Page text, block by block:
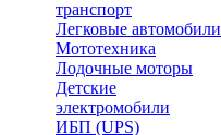
транспорт
Легковые автомобили
Мототехника
Лодочные моторы
Детские
электромобили
ИБП (UPS)